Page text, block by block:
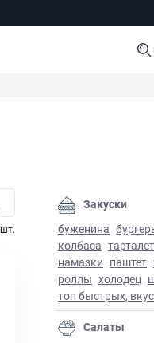
шт.
Закуски
буженина
колбаса
намазки паштет
роллы холодец
топ быстрых,
Салаты